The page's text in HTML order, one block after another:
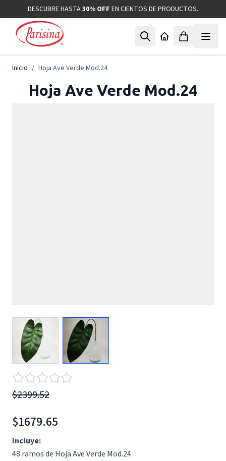
Ir al contenidoDESCUBRE HASTA30% OFF EN CIENTOS DE PRODUCTOS.
Inicio / Hoja Ave Verde Mod.24
Hoja Ave Verde Mod.24
View larger imageView larger image
$2399.52
$1679.65
Incluye:
48 ramos de Hoja Ave Verde Mod.24